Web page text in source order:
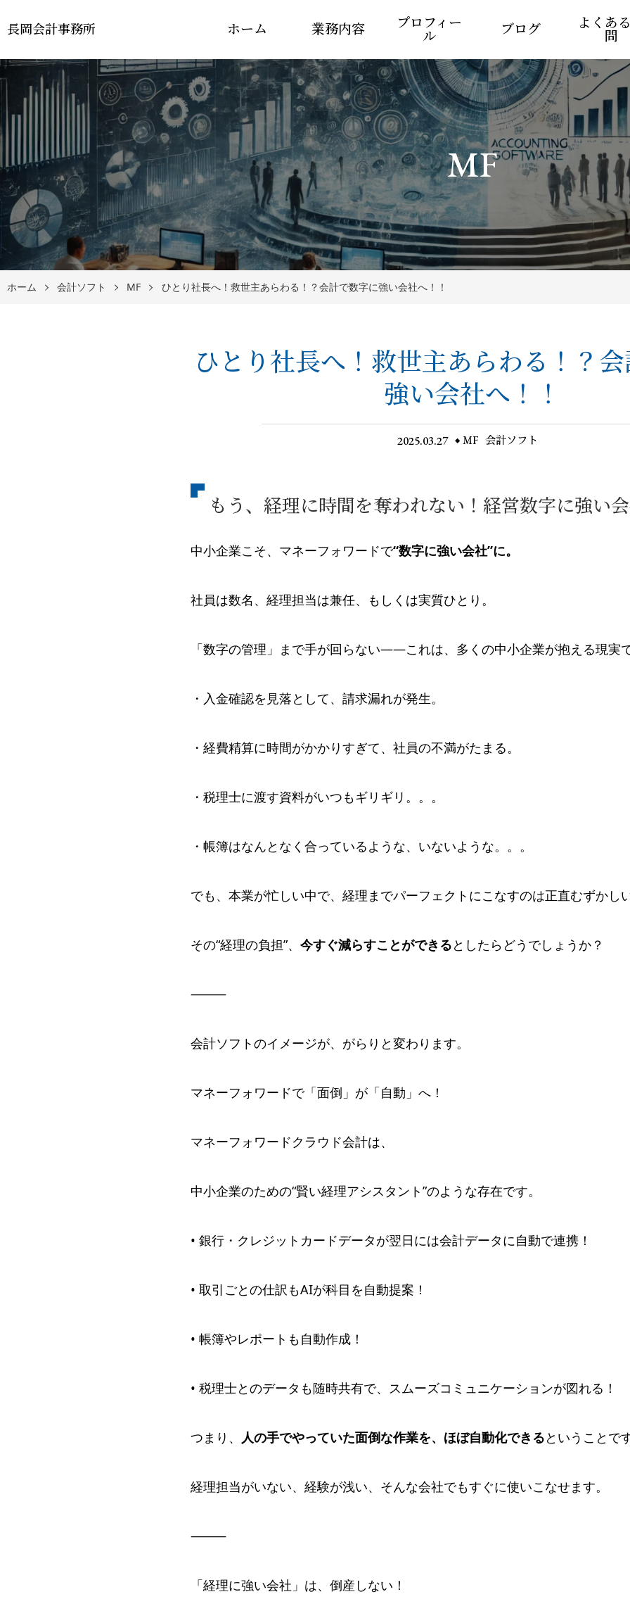
長岡会計事務所 ホーム 業務内容 プロフィー
ル ブログ よくあ
問
MF
ホーム 会計ソフト MF ひとり社長へ！救世主あらわる！？会計で数字に強い会社へ！！
ひとり社長へ！救世主あらわる！？
強い会社へ！！
2025.03.27 MF 会計ソフト
もう、経理に時間を奪われない！経営数字に強い会
中小企業こそ、マネーフォワードで“数字に強い会社”に。
社員は数名、経理担当は兼任、もしくは実質ひとり。
「数字の管理」まで手が回らない——これは、多くの中小企業が抱える現実で
・入金確認を見落として、請求漏れが発生。
・経費精算に時間がかかりすぎて、社員の不満がたまる。
・税理士に渡す資料がいつもギリギリ。。。
・帳簿はなんとなく合っているような、いないような。。。
でも、本業が忙しい中で、経理までパーフェクトにこなすのは正直むずかし
その“経理の負担”、 今すぐ減らすことができるとしたらどうでしょうか？
⸻
会計ソフトのイメージが、がらりと変わります。
マネーフォワードで「面倒」が「自動」へ！
マネーフォワードクラウド会計は、
中小企業のための“賢い経理アシスタント”のような存在です。
• 銀行・クレジットカードデータが翌日には会計データに自動で連携！
• 取引ごとの仕訳もAIが科目を自動提案！
• 帳簿やレポートも自動作成！
• 税理士とのデータも随時共有で、スムーズコミュニケーションが図れる！
つまり、 人の手でやっていた面倒な作業を、ほぼ自動化できるということです
経理担当がいない、経験が浅い、そんな会社でもすぐに使いこなせます。
⸻
「経理に強い会社」は、倒産しない！